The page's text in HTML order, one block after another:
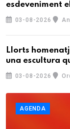
esdeveniment
03-08-2026
Llorts
una escultura
03-08-2026
AGENDA